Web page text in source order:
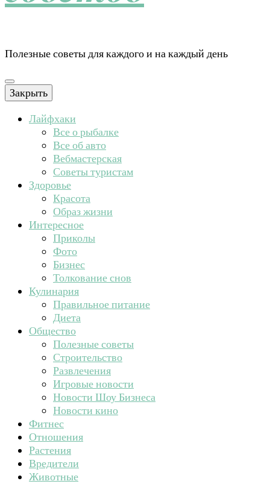
Полезные советы для каждого и на каждый день
Закрыть
Лайфхаки
Все о рыбалке
Все об авто
Вебмастерская
Советы туристам
Здоровье
Красота
Образ жизни
Интересное
Приколы
Фото
Бизнес
Толкование снов
Кулинария
Правильное питание
Диета
Общество
Полезные советы
Строительство
Развлечения
Игровые новости
Новости Шоу Бизнеса
Новости кино
Фитнес
Отношения
Растения
Вредители
Животные